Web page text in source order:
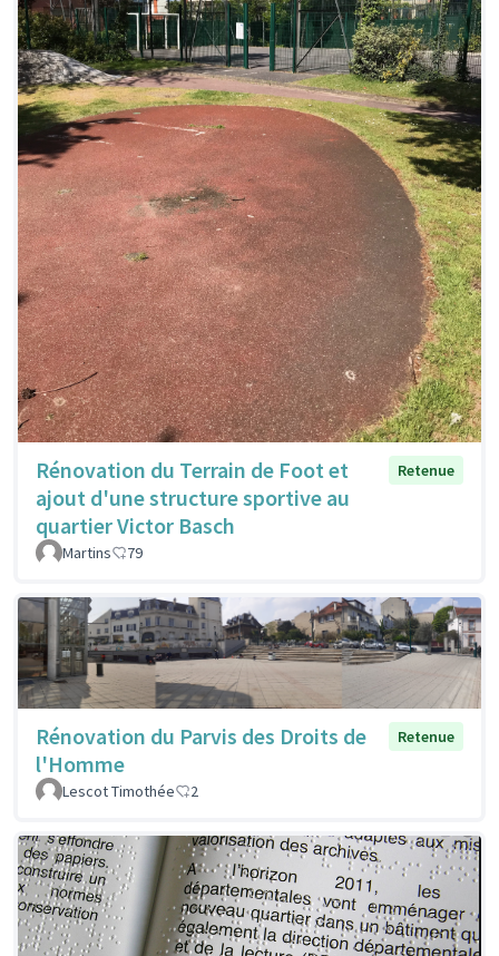
Rénovation du Terrain de Foot et
ajout d'une structure sportive au
quartier Victor Basch
Retenue
Martins 79
Rénovation du Parvis des Droits de
l'Homme
Retenue
Lescot Timothée 2